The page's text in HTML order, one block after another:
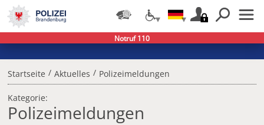
Startseite / Aktuelles / Polizeimeldungen
Kategorie:
Polizeimeldungen
Notruf 110